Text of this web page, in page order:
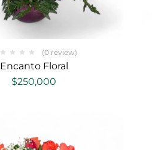
(0 review)
Encanto Floral
$250,000